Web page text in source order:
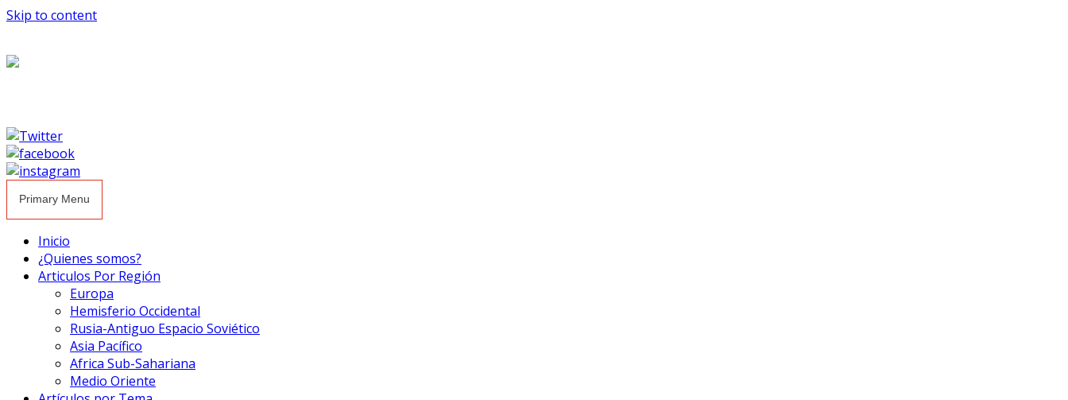
Skip to content
Primary Menu
Inicio
¿Quienes somos?
Articulos Por Región
Europa
Hemisferio Occidental
Rusia-Antiguo Espacio Soviético
Asia Pacífico
Africa Sub-Sahariana
Medio Oriente